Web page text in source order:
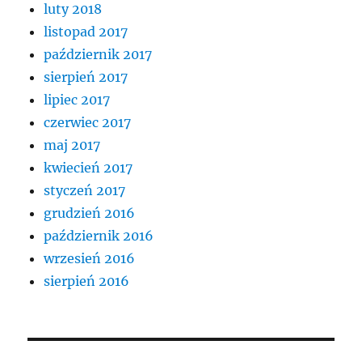
luty 2018
listopad 2017
październik 2017
sierpień 2017
lipiec 2017
czerwiec 2017
maj 2017
kwiecień 2017
styczeń 2017
grudzień 2016
październik 2016
wrzesień 2016
sierpień 2016